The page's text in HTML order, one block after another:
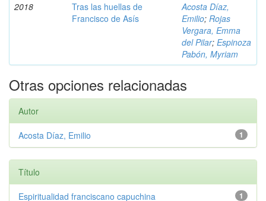
2018
Tras las huellas de
Francisco de Asís
Acosta Díaz,
Emilio; Rojas
Vergara, Emma
del Pilar; Espinoza
Pabón, Myriam
Otras opciones relacionadas
Autor
1
Acosta Díaz, Emilio
Título
1
Espiritualidad franciscano capuchina